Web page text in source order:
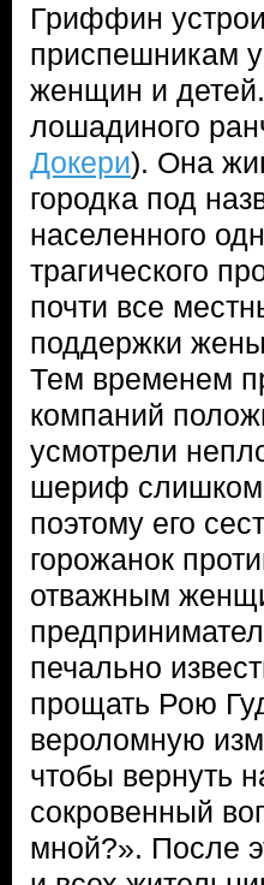
Гриффин
приспешникам
женщин и
лошадиного
Докери). Она
городка под
населенного
трагического
почти все
поддержки
Тем временем
компаний
усмотрели
шериф слишком
поэтому его
горожанок
отважным
печально
прощать Рою
вероломную
чтобы вернуть
сокровенный
мной?». После